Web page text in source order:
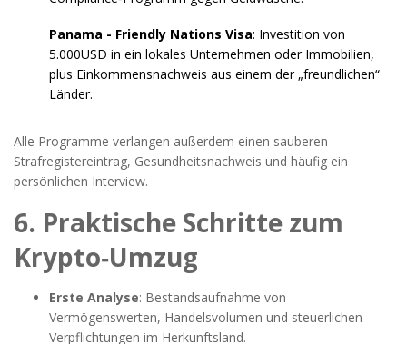
Panama - Friendly Nations Visa: Investition von
5.000USD in ein lokales Unternehmen oder Immobilien,
plus Einkommensnachweis aus einem der „freundlichen“
Länder.
Alle Programme verlangen außerdem einen sauberen
Strafregistereintrag, Gesundheitsnachweis und häufig ein
persönlichen Interview.
6. Praktische Schritte zum
Krypto‑Umzug
Erste Analyse: Bestandsaufnahme von
Vermögenswerten, Handelsvolumen und steuerlichen
Verpflichtungen im Herkunftsland.